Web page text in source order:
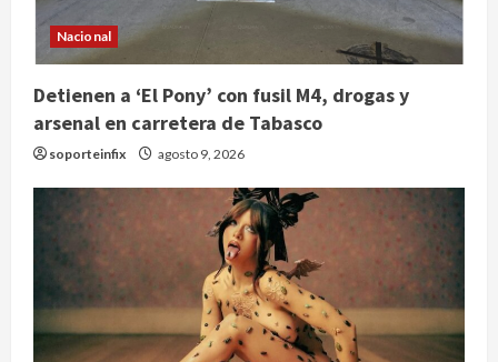
Nacional
Detienen a ‘El Pony’ con fusil M4, drogas y
arsenal en carretera de Tabasco
soporteinfix agosto 9, 2026